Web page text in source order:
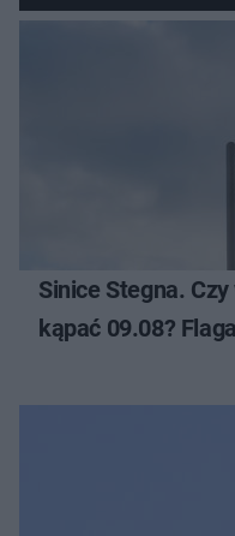
Sinice Stegna.
kąpać 09.08?